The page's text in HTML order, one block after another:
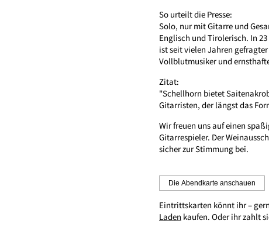
So urteilt die Presse:
Solo, nur mit Gitarre und
Englisch und Tirolerisch. In
ist seit vielen Jahren
Vollblutmusiker und
Zitat:
"Schellhorn bietet
Gitarristen, der längst das
Wir freuen uns auf einen
Gitarrespieler. Der
sicher zur Stimmung bei.
Die Abendkarte anschauen
Eintrittskarten könnt ihr –
Laden kaufen. Oder ihr zahlt